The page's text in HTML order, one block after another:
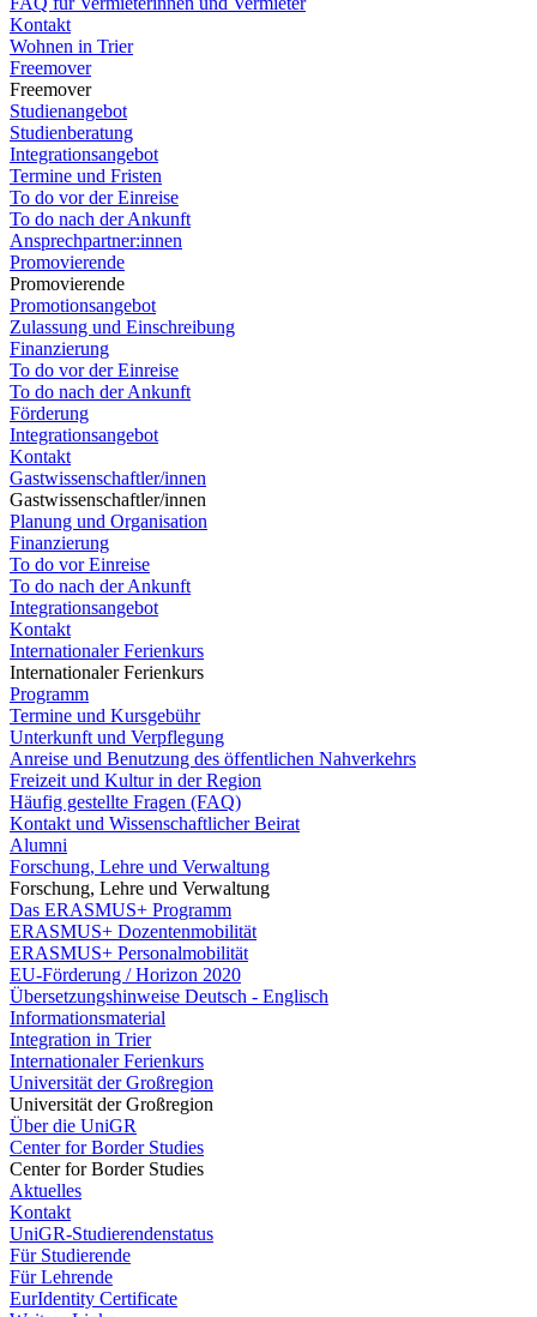
Kontakt
Wohnen in Trier
Freemover
Freemover
Studienangebot
Studienberatung
Integrationsangebot
Termine und Fristen
To do vor der Einreise
To do nach der Ankunft
Ansprechpartner:innen
Promovierende
Promovierende
Promotionsangebot
Zulassung und Einschreibung
Finanzierung
To do vor der Einreise
To do nach der Ankunft
Förderung
Integrationsangebot
Kontakt
Gastwissenschaftler/innen
Gastwissenschaftler/innen
Planung und Organisation
Finanzierung
To do vor Einreise
To do nach der Ankunft
Integrationsangebot
Kontakt
Internationaler Ferienkurs
Internationaler Ferienkurs
Programm
Termine und Kursgebühr
Unterkunft und Verpflegung
Anreise und Benutzung des öffentlichen Nahverkehrs
Freizeit und Kultur in der Region
Häufig gestellte Fragen (FAQ)
Kontakt und Wissenschaftlicher Beirat
Alumni
Forschung, Lehre und Verwaltung
Forschung, Lehre und Verwaltung
Das ERASMUS+ Programm
ERASMUS+ Dozentenmobilität
ERASMUS+ Personalmobilität
EU-Förderung / Horizon 2020
Übersetzungshinweise Deutsch - Englisch
Informationsmaterial
Integration in Trier
Internationaler Ferienkurs
Universität der Großregion
Universität der Großregion
Über die UniGR
Center for Border Studies
Center for Border Studies
Aktuelles
Kontakt
UniGR-Studierendenstatus
Für Studierende
Für Lehrende
EurIdentity Certificate